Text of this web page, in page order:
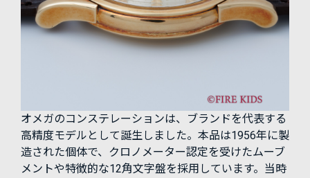
オメガのコンステレーションは、ブランドを代表する
高精度モデルとして誕生しました。本品は1956年に製
造された個体で、クロノメーター認定を受けたムーブ
メントや特徴的な12角文字盤を採用しています。当時